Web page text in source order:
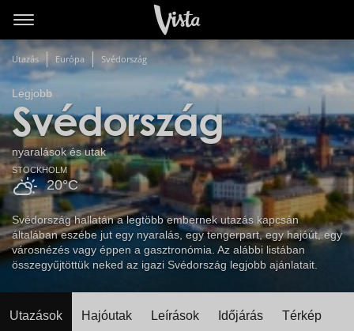
Utazás Európa Svédország
Legjobb
Svédország
nyaralások és utak
20°C
STOCKHOLM
Svédország hallatán a legtöbb embernek utazás kapcsán
általában eszébe jut egy nyaralás, egy tengerpart, egy hajóút, egy
városnézés vagy éppen a gasztronómia. Az alábbi listában
összegyűjtöttük neked az igazi Svédország legjobb ajánlatait.
Utazások Hajóutak Leírások Időjárás Térkép